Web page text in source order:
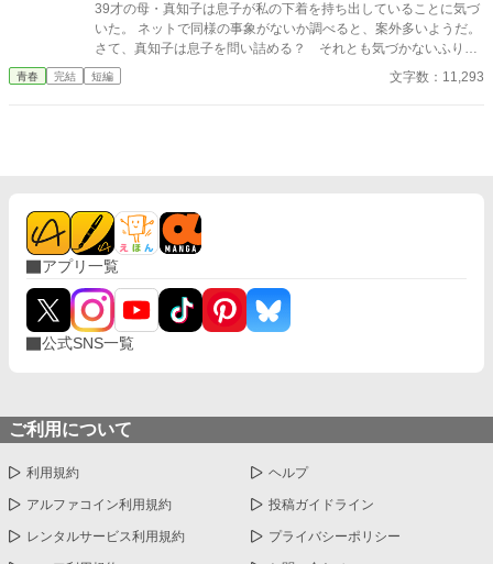
39才の母・真知子は息子が私の下着を持ち出していることに気づ
いた。 ネットで同様の事象がないか調べると、案外多いようだ。
さて、真知子は息子を問い詰める？ それとも気づかないふりを
青春 完結 短編 文字数：11,293
アプリ一覧
公式SNS一覧
ご利用について
利用規約 ヘルプ
アルファコイン利用規約 投稿ガイドライン
レンタルサービス利用規約 プライバシーポリシー